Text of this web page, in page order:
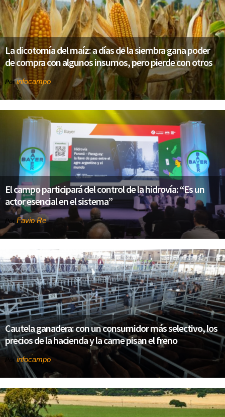
La dicotomía del maíz: a días de la siembra gana poder
de compra con algunos insumos, pero pierde con otros
Porinfocampo
El campo participará del control de la hidrovía: “Es un
actor esencial en el sistema”
Por Favio Re
Cautela ganadera: con un consumidor más selectivo, los
precios de la hacienda y la carne pisan el freno
Por infocampo